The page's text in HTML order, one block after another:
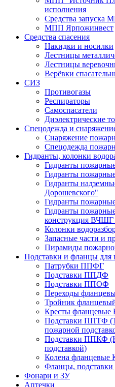
исполнения
Средства запуска
МПП Ярпожинвест
Средства спасения
Накидки и носилки
Лестницы
Лестницы
Верёвки
СИЗ
Противогазы
Респираторы
Самоспасатели
Диэлектрические
Спецодежда и
Снаряжение
Спецодежда
Гидранты, колонки
Гидранты
Гидранты
Гидранты
Дорошевского"
Гидранты
Гидранты
конструкция
Колонки
Запасные части и
Пирамиды
Подставки и фланцы для
Патрубки ППФГ
Подставки ППДФ
Подставки ППОФ
Переходы
Тройник
Кресты фланцевые
Подставки ППТФ
пожарной
Подставки ППКФ
подставкой)
Колена фланцевые
Фланцы, подставки
Фонари и ЗУ
Аптечки